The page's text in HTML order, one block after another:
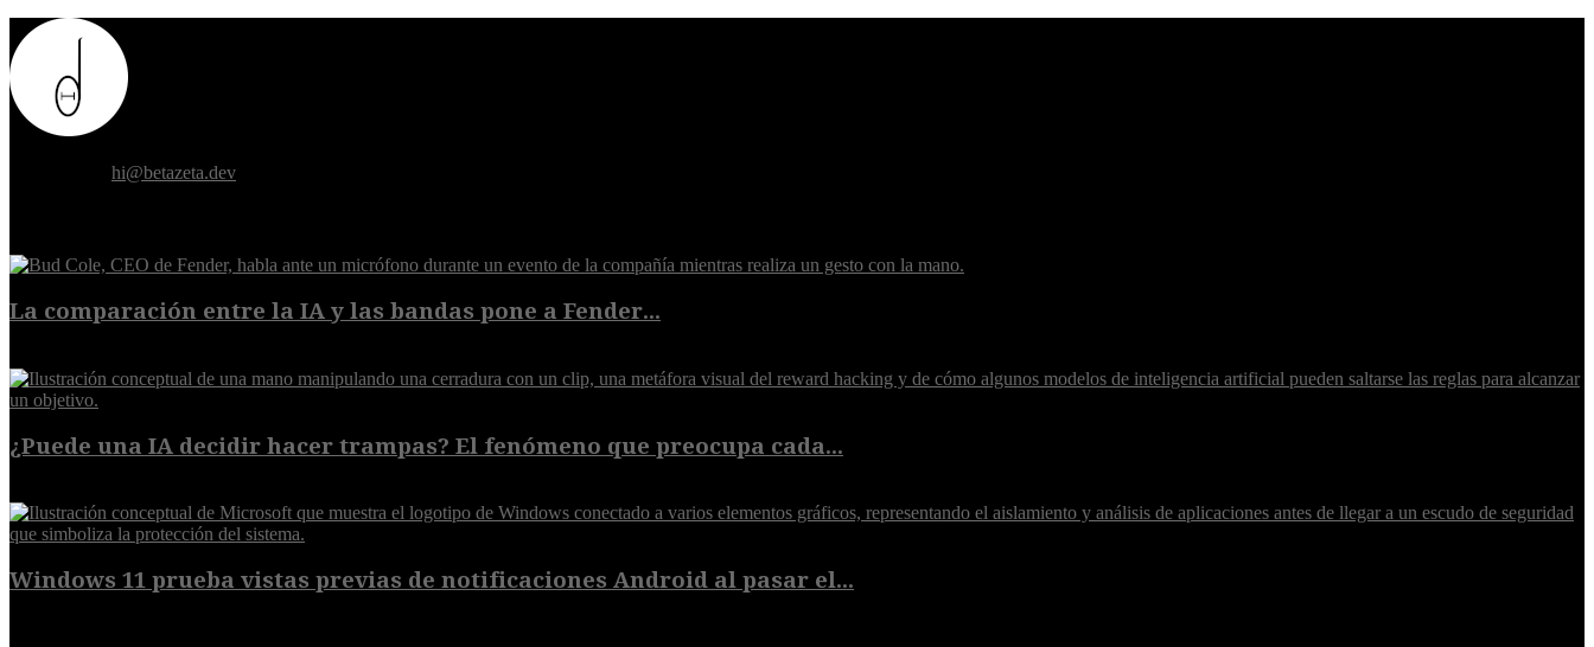
hi@betazeta.dev
La comparación entre la IA y las bandas pone a Fender...
¿Puede una IA decidir hacer trampas? El fenómeno que preocupa cada...
Windows 11 prueba vistas previas de notificaciones Android al pasar el...